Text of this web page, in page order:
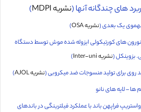
های چندگانه آنها (نشریه MDPI )
سهموی یک بعدی (نشریه OSA
)
نورون های کورتیکولی ایزوله شده موش توسط دستگاه
بزوینکل (نشریه Inter-uni
)
روی برای تولید منسوجات ضد میکروبی (نشریه AJOL
)
ها – لایه های نانو
فراپهن باند با عملکرد فیلترینگی در باندهای